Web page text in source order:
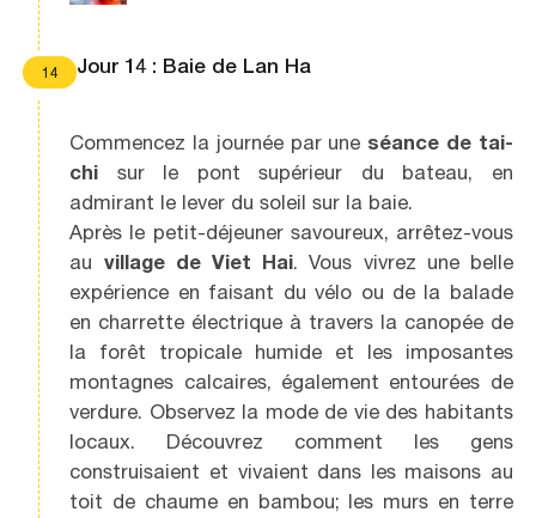
14 Jour 14 : Baie de Lan Ha
Commencez la journée par une séance de tai-
chi sur le pont supérieur du bateau, en
admirant le lever du soleil sur la baie.
Après le petit-déjeuner savoureux, arrêtez-vous
au village de Viet Hai. Vous vivrez une belle
expérience en faisant du vélo ou de la balade
en charrette électrique à travers la canopée de
la forêt tropicale humide et les imposantes
montagnes calcaires, également entourées de
verdure. Observez la mode de vie des habitants
locaux. Découvrez comment les gens
construisaient et vivaient dans les maisons au
toit de chaume en bambou; les murs en terre